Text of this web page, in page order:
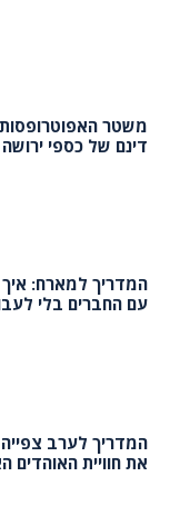
משטר האפוטרופסות
דינם של כספי
המדריך למארח:
עם החברים בלי
המדריך לערב
את חוויית האוהדים